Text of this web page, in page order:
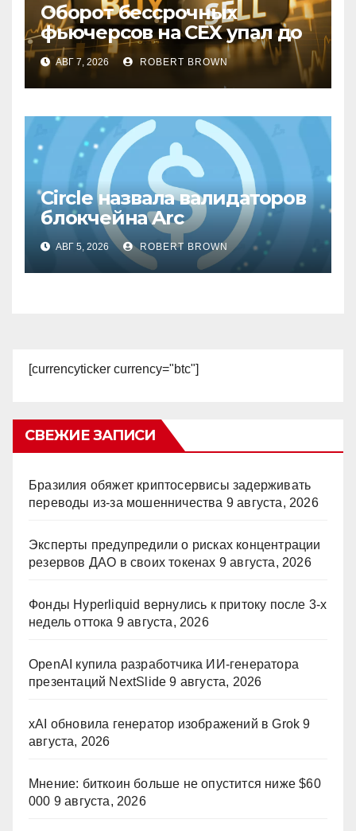
Оборот бессрочных
фьючерсов на CEX упал до
минимумов 2023 года
АВГ 7, 2026 ROBERT BROWN
Circle назвала валидаторов
блокчейна Arc
АВГ 5, 2026 ROBERT BROWN
[currencyticker currency="btc"]
СВЕЖИЕ ЗАПИСИ
Бразилия обяжет криптосервисы задерживать
переводы из-за мошенничества 9 августа, 2026
Эксперты предупредили о рисках концентрации
резервов ДАО в своих токенах 9 августа, 2026
Фонды Hyperliquid вернулись к притоку после 3-х
недель оттока 9 августа, 2026
OpenAI купила разработчика ИИ-генератора
презентаций NextSlide 9 августа, 2026
xAI обновила генератор изображений в Grok 9
августа, 2026
Мнение: биткоин больше не опустится ниже $60
000 9 августа, 2026